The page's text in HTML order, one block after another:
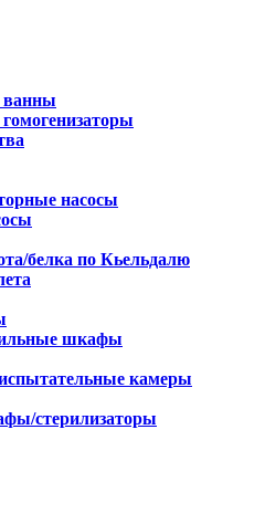
ванны
насосы
белка по Кьельдалю
шкафы
камеры
стерилизаторы